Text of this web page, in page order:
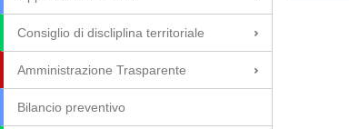
Consiglio di discliplina territoriale
Amministrazione Trasparente
Bilancio preventivo